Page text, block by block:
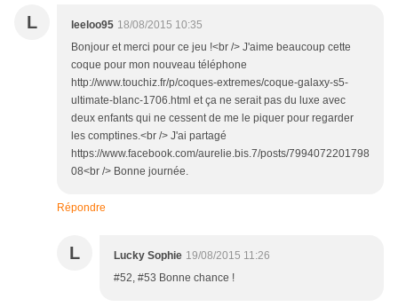
L leeloo95 18/08/2015 10:35
Bonjour et merci pour ce jeu !<br /> J'aime beaucoup cette
coque pour mon nouveau téléphone
http://www.touchiz.fr/p/coques-extremes/coque-galaxy-s5-
ultimate-blanc-1706.html et ça ne serait pas du luxe avec
deux enfants qui ne cessent de me le piquer pour regarder
les comptines.<br /> J'ai partagé
https://www.facebook.com/aurelie.bis.7/posts/7994072201798
08<br /> Bonne journée.
Répondre
L Lucky Sophie 19/08/2015 11:26
#52, #53 Bonne chance !